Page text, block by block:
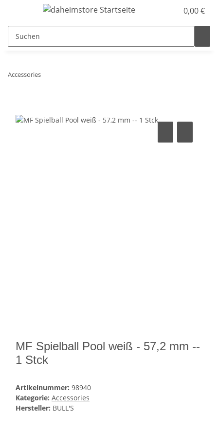
0,00 €
Accessories
MF Spielball Pool weiß - 57,2 mm --
1 Stck
Artikelnummer: 98940
Kategorie: Accessories
Hersteller: BULL'S